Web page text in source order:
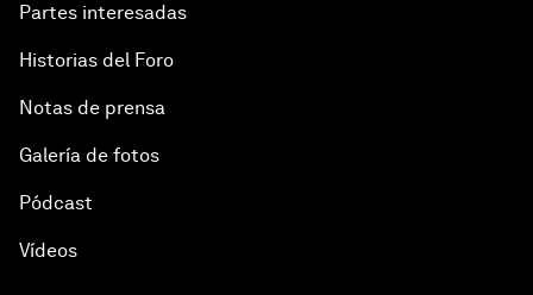
Partes interesadas
Historias del Foro
Notas de prensa
Galería de fotos
Pódcast
Vídeos